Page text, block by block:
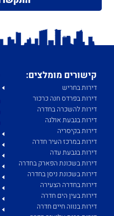
קישורים מומלצים:
דירות בחריש
דירות בפרדס חנה כרכור
דירות להשכרה בחדרה
דירות בגבעת אולגה
דירות בקיסריה
דירות במרכז העיר חדרה
דירות בגבעת עדה
דירות בשכונת הפארק בחדרה
דירות בשכונת ניסן בחדרה
דירות בחדרה הצעירה
דירות בעין הים חדרה
דירות בנווה חיים חדרה